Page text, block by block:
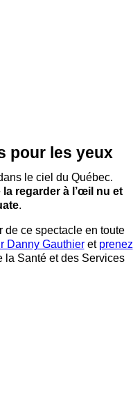
pour les yeux
le ciel du Québec.
la regarder à l’œil nu et
.
de ce spectacle en toute
Danny Gauthieret prenez
la Santé et des Services